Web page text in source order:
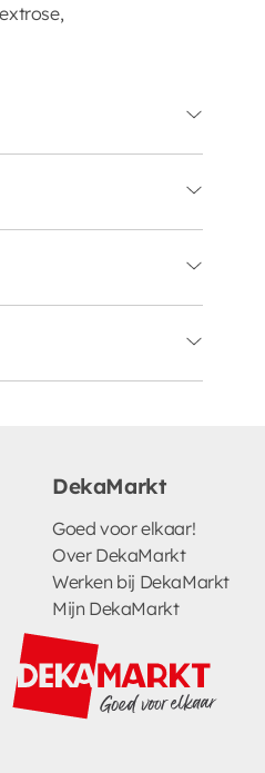
DekaMarkt
Goed voor elkaar!
Over DekaMarkt
Werken bij DekaMarkt
Mijn DekaMarkt